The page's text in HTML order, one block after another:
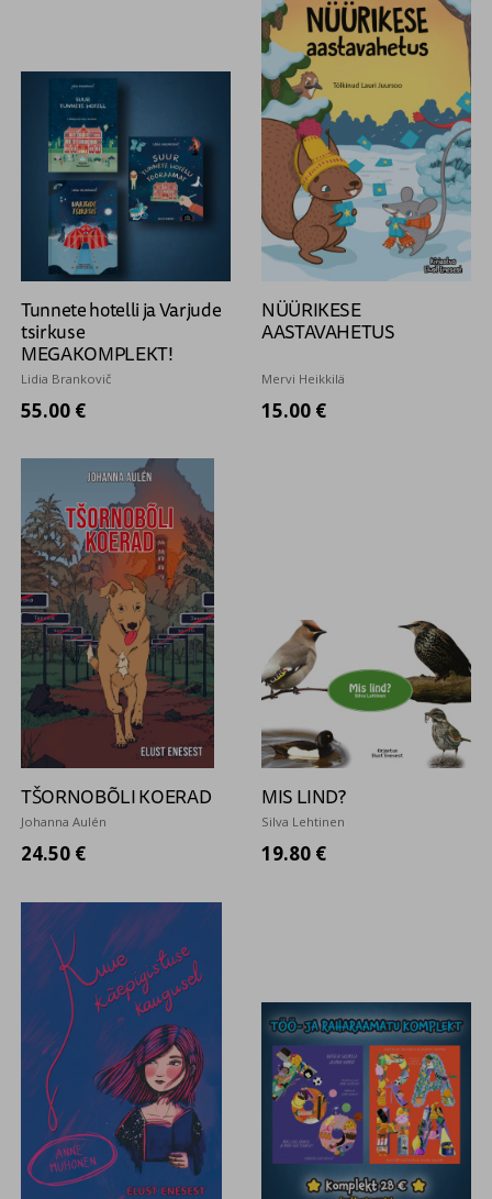
Tunnete hotelli ja Varjude
tsirkuse
MEGAKOMPLEKT!
Lidia Brankovič
55.00 €
NÜÜRIKESE
AASTAVAHETUS
Mervi Heikkilä
15.00 €
TŠORNOBÕLI KOERAD
Johanna Aulén
24.50 €
MIS LIND?
Silva Lehtinen
19.80 €